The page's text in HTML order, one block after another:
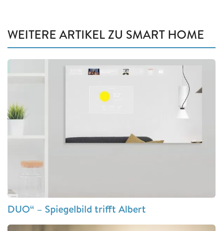
WEITERE ARTIKEL ZU SMART HOME
DUO“ – Spiegelbild trifft Albert